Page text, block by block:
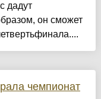
дадут
он сможет
чемпионат